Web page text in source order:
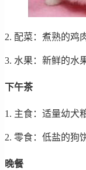
2. 配菜：煮熟的鸡
3. 水果：新鲜的水
下午茶
1. 主食：适量幼犬
2. 零食：低盐的狗
晚餐